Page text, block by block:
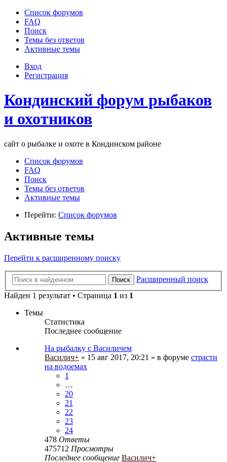
Список форумов
FAQ
Поиск
Темы без ответов
Активные темы
Вход
Регистрация
Кондинский форум рыбаков
и охотников
сайт о рыбалке и охоте в Кондинском районе
Список форумов
FAQ
Поиск
Темы без ответов
Активные темы
Перейти: Список форумов
Активные темы
Перейти к расширенному поиску
Поиск
Расширенный поиск
Найден 1 результат • Страница 1 из 1
Темы
Статистика
Последнее сообщение
На рыбалку с Василичем
Василич+ » 15 авг 2017, 20:21 » в форуме страсти
на водоемах
1
…
20
21
22
23
24
478 Ответы
475712 Просмотры
Последнее сообщение Василич+